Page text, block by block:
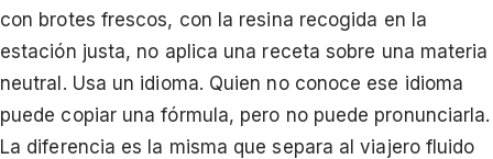
con brotes frescos, con la resina recogida en la
estación justa, no aplica una receta sobre una materia
neutral. Usa un idioma. Quien no conoce ese idioma
puede copiar una fórmula, pero no puede pronunciarla.
La diferencia es la misma que separa al viajero fluido